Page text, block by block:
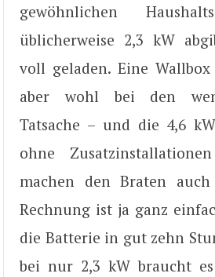
gewöhnlichen
üblicherweise 2,3 kW
voll geladen. Eine
aber wohl bei den
Tatsache – und die 4,6
ohne
machen den Braten
Rechnung ist ja ganz
die Batterie in gut zehn
bei nur 2,3 kW braucht